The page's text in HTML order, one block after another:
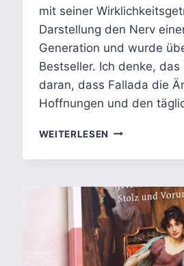
mit seiner
Darstellung den Nerv
Generation und wurde
Bestseller. Ich denke,
daran, dass Fallada die
Hoffnungen und den
WEITERLESEN KLEINER
–
NUN?
ANALYSE
UND
VON